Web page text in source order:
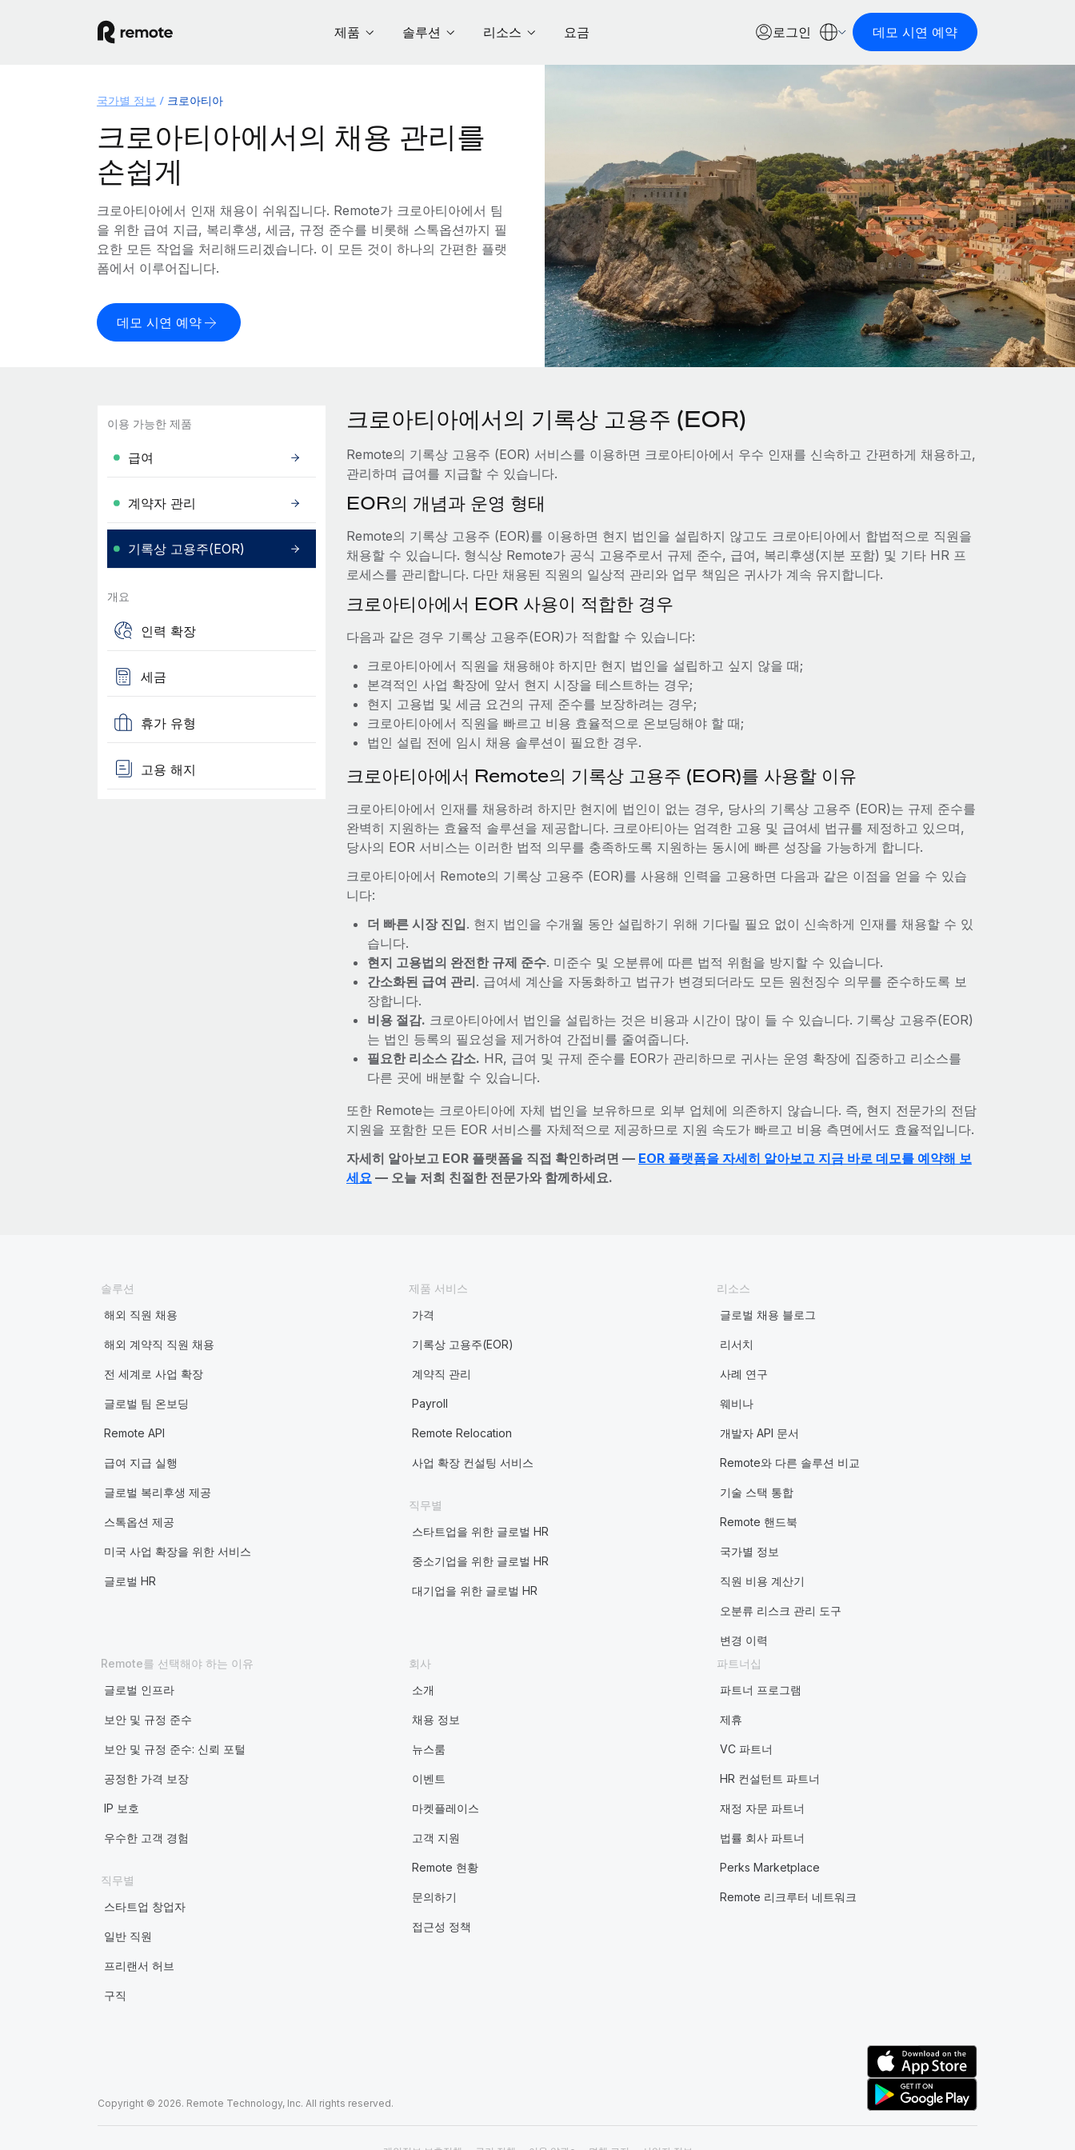
제품 솔루션 리소스 요금 로그인 데모 시연 예약
국가별 정보 크로아티아
크로아티아에서의 채용 관리를
손쉽게
크로아티아에서 인재 채용이 쉬워집니다. Remote가 크로아티아에서 팀
을 위한 급여 지급, 복리후생, 세금, 규정 준수를 비롯해 스톡옵션까지 필
요한 모든 작업을 처리해드리겠습니다. 이 모든 것이 하나의 간편한 플랫
폼에서 이루어집니다.
데모 시연 예약
이용 가능한 제품
급여
계약자 관리
기록상 고용주(EOR)
개요
인력 확장
세금
휴가 유형
고용 해지
크로아티아에서의 기록상 고용주 (EOR)
Remote의 기록상 고용주 (EOR) 서비스를 이용하면 크로아티아에서 우수 인재를 신속하고 간편하게 채용하고,
관리하며 급여를 지급할 수 있습니다.
EOR의 개념과 운영 형태
Remote의 기록상 고용주 (EOR)를 이용하면 현지 법인을 설립하지 않고도 크로아티아에서 합법적으로 직원을
채용할 수 있습니다. 형식상 Remote가 공식 고용주로서 규제 준수, 급여, 복리후생(지분 포함) 및 기타 HR 프
로세스를 관리합니다. 다만 채용된 직원의 일상적 관리와 업무 책임은 귀사가 계속 유지합니다.
크로아티아에서 EOR 사용이 적합한 경우
다음과 같은 경우 기록상 고용주(EOR)가 적합할 수 있습니다:
크로아티아에서 직원을 채용해야 하지만 현지 법인을 설립하고 싶지 않을 때;
본격적인 사업 확장에 앞서 현지 시장을 테스트하는 경우;
현지 고용법 및 세금 요건의 규제 준수를 보장하려는 경우;
크로아티아에서 직원을 빠르고 비용 효율적으로 온보딩해야 할 때;
법인 설립 전에 임시 채용 솔루션이 필요한 경우.
크로아티아에서 Remote의 기록상 고용주 (EOR)를 사용할 이유
크로아티아에서 인재를 채용하려 하지만 현지에 법인이 없는 경우, 당사의 기록상 고용주 (EOR)는 규제 준수를
완벽히 지원하는 효율적 솔루션을 제공합니다. 크로아티아는 엄격한 고용 및 급여세 법규를 제정하고 있으며,
당사의 EOR 서비스는 이러한 법적 의무를 충족하도록 지원하는 동시에 빠른 성장을 가능하게 합니다.
크로아티아에서 Remote의 기록상 고용주 (EOR)를 사용해 인력을 고용하면 다음과 같은 이점을 얻을 수 있습
니다:
더 빠른 시장 진입. 현지 법인을 수개월 동안 설립하기 위해 기다릴 필요 없이 신속하게 인재를 채용할 수 있
습니다.
현지 고용법의 완전한 규제 준수. 미준수 및 오분류에 따른 법적 위험을 방지할 수 있습니다.
간소화된 급여 관리. 급여세 계산을 자동화하고 법규가 변경되더라도 모든 원천징수 의무를 준수하도록 보
장합니다.
비용 절감. 크로아티아에서 법인을 설립하는 것은 비용과 시간이 많이 들 수 있습니다. 기록상 고용주(EOR)
는 법인 등록의 필요성을 제거하여 간접비를 줄여줍니다.
필요한 리소스 감소. HR, 급여 및 규제 준수를 EOR가 관리하므로 귀사는 운영 확장에 집중하고 리소스를
다른 곳에 배분할 수 있습니다.
또한 Remote는 크로아티아에 자체 법인을 보유하므로 외부 업체에 의존하지 않습니다. 즉, 현지 전문가의 전담
지원을 포함한 모든 EOR 서비스를 자체적으로 제공하므로 지원 속도가 빠르고 비용 측면에서도 효율적입니다.
자세히 알아보고 EOR 플랫폼을 직접 확인하려면 — EOR 플랫폼을 자세히 알아보고 지금 바로 데모를 예약해 보
세요— 오늘 저희 친절한 전문가와 함께하세요.
솔루션
해외 직원 채용
해외 계약직 직원 채용
전 세계로 사업 확장
글로벌 팀 온보딩
Remote API
급여 지급 실행
글로벌 복리후생 제공
스톡옵션 제공
미국 사업 확장을 위한 서비스
글로벌 HR
제품 서비스
가격
기록상 고용주(EOR)
계약직 관리
Payroll
Remote Relocation
사업 확장 컨설팅 서비스
직무별
스타트업을 위한 글로벌 HR
중소기업을 위한 글로벌 HR
대기업을 위한 글로벌 HR
리소스
글로벌 채용 블로그
리서치
사례 연구
웨비나
개발자 API 문서
Remote와 다른 솔루션 비교
기술 스택 통합
Remote 핸드북
국가별 정보
직원 비용 계산기
오분류 리스크 관리 도구
변경 이력
Remote를 선택해야 하는 이유
글로벌 인프라
보안 및 규정 준수
보안 및 규정 준수: 신뢰 포털
공정한 가격 보장
IP 보호
우수한 고객 경험
직무별
스타트업 창업자
일반 직원
프리랜서 허브
구직
회사
소개
채용 정보
뉴스룸
이벤트
마켓플레이스
고객 지원
Remote 현황
문의하기
접근성 정책
파트너십
파트너 프로그램
제휴
VC 파트너
HR 컨설턴트 파트너
재정 자문 파트너
법률 회사 파트너
Perks Marketplace
Remote 리크루터 네트워크
Copyright © 2026. Remote Technology, Inc. All rights reserved.